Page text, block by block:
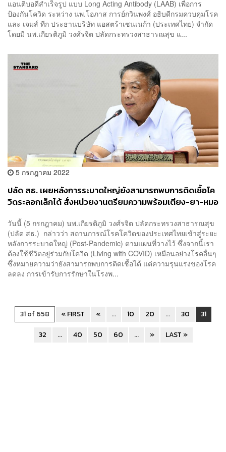
แอนติบอดีสำเร็จรูป แบบ Long Acting Antibody (LAAB) เพื่อการ
ป้องกันโควิด ระหว่าง นพ.โอภาส การย์กวินพงศ์ อธิบดีกรมควบคุมโรค
และ เจมส์ ทีก ประธานบริษัท แอสตร้าเซนเนก้า (ประเทศไทย) จำกัด
โดยมี นพ.เกียรติภูมิ วงศ์รจิต ปลัดกระทรวงสาธารณสุข แ...
5 กรกฎาคม 2022
ปลัด สธ. เผยหลังการระบาดใหญ่ยังสามารถพบการติดเชื้อโค
วิดระลอกเล็กได้ สั่งหน่วยงานตรียมความพร้อมเตียง-ยา-หมอ
วันนี้ (5 กรกฎาคม) นพ.เกียรติภูมิ วงศ์รจิต ปลัดกระทรวงสาธารณสุข
(ปลัด สธ.) กล่าวว่า สถานการณ์โรคโควิดของประเทศไทยเข้าสู่ระยะ
หลังการระบาดใหญ่ (Post-Pandemic) ตามแผนที่วางไว้ ซึ่งจากนี้เรา
ต้องใช้ชีวิตอยู่ร่วมกับโควิด (Living with COVID) เหมือนอย่างโรคอื่นๆ
ซึ่งหมายความว่ายังสามารถพบการติดเชื้อได้ แต่ความรุนแรงของโรค
ลดลง การเข้ารับการรักษาในโรงพ...
31 of 658 « FIRST « ... 10 20 ... 30
31
32
... 40 50 60 ... » LAST »